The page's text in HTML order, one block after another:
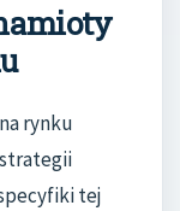
rynku
tej